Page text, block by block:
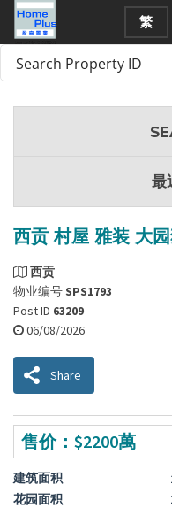
繁
西贡 村屋 雅装 大
西贡
物业编号SPS1793
Post ID 63209
06/08/2026
Share
售价：$2200萬
建筑面积
花园面积
最